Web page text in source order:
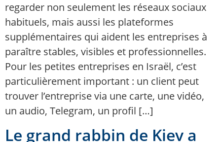
regarder non seulement les réseaux sociaux
habituels, mais aussi les plateformes
supplémentaires qui aident les entreprises à
paraître stables, visibles et professionnelles.
Pour les petites entreprises en Israël, c’est
particulièrement important : un client peut
trouver l’entreprise via une carte, une vidéo,
un audio, Telegram, un profil […]
Le grand rabbin de Kiev a